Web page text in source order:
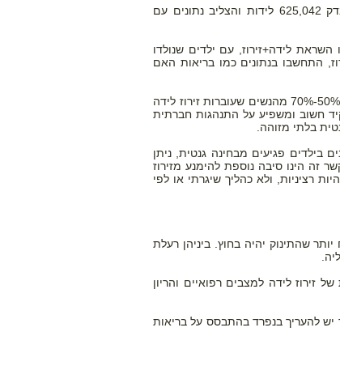
מאמר שפורסם לאחרונה מקשר זירוז לידה עם פיטוצין לסיכון מוגבר לאוטיזם. המחקר בדק 625,042 לידות והצליב נתונים עם
לידה+זירוז, עם ילדים שנולדו
התחשבו בנתונים כמו בריאות האם
הסבר אפשרי אחד לקשר בין אוטיזם וזירוז לידה הוא החשיפה לאוקסיטוצין ממקור חיצוני. כ 50%-70% מהנשים שעוברות זירוז לידה
חשוב ומשפיע על התנהגות חברתית
בלתי מזוהה.
בילדים פגיעים מבחינה גנטית, ניתן
. קשר זה הינו סיבה נוספת להימנע מזירוז
רציניות, ולא כהליך שיגרתי או לפי
שהתינוק יהיה בחוץ. ביניהן רעלת
זירוז לידה למצבים רפואיים והריון
יש להעריך בנפרד בהתבסס על בריאות